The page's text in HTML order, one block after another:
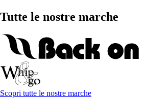
Tutte le nostre marche
Scopri tutte le nostre marche